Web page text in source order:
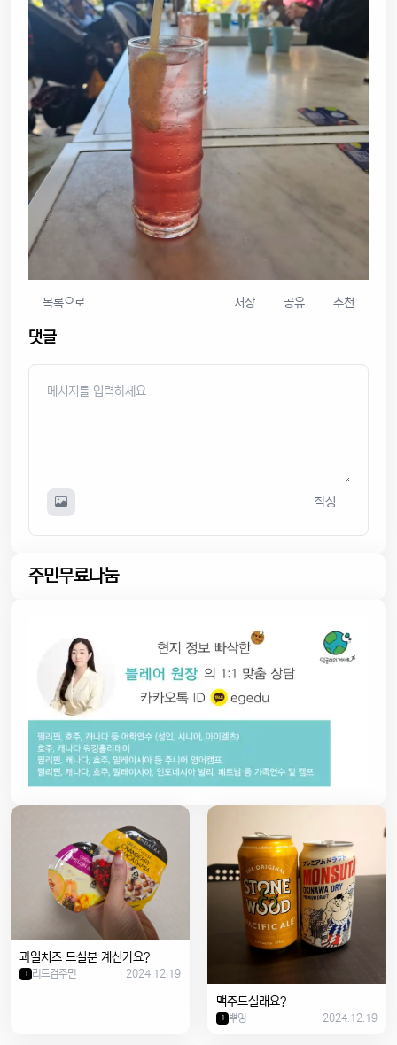
목록으로 저장 공유 추천
댓글
작성
주민무료나눔
과일치즈 드실분 계신가요?
1 리드컴주민 2024.12.19
맥주드실래요?
1 뿌잉 2024.12.19